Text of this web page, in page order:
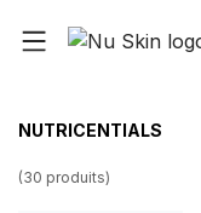
NUTRICENTIALS
(30 produits)